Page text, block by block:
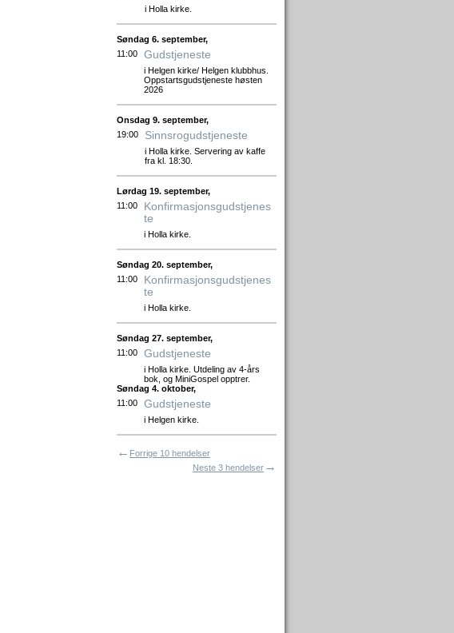
i Holla kirke.
Søndag 6. september,
11:00
Gudstjeneste
i Helgen kirke/ Helgen klubbhus.
Oppstartsgudstjeneste høsten
2026
Onsdag 9. september,
19:00
Sinnsrogudstjeneste
i Holla kirke. Servering av kaffe
fra kl. 18:30.
Lørdag 19. september,
11:00
Konfirmasjonsgudstjenes
te
i Holla kirke.
Søndag 20. september,
11:00
Konfirmasjonsgudstjenes
te
i Holla kirke.
Søndag 27. september,
11:00
Gudstjeneste
i Holla kirke. Utdeling av 4-års
bok, og MiniGospel opptrer.
Søndag 4. oktober,
11:00
Gudstjeneste
i Helgen kirke.
← Forrige 10 hendelser
Neste 3 hendelser →